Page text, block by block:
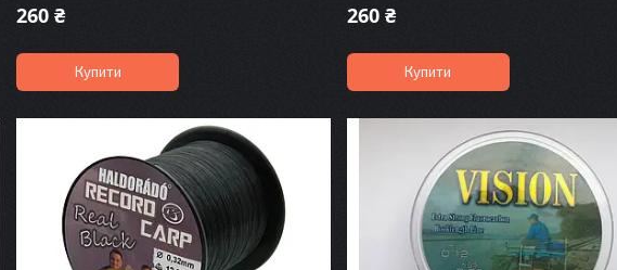
260 ₴
Купити
260 ₴
Купити